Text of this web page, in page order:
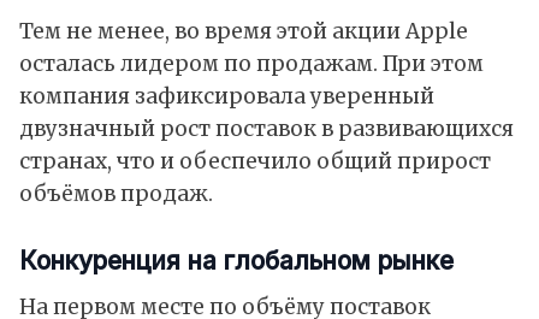
Тем не менее, во время этой акцииApple
осталась лидером по продажам. При этом
компания зафиксировала уверенный
двузначный рост поставок в развивающихся
странах, что и обеспечило общий прирост
объёмов продаж.
Конкуренция на глобальном рынке
На первом месте по объёму поставок